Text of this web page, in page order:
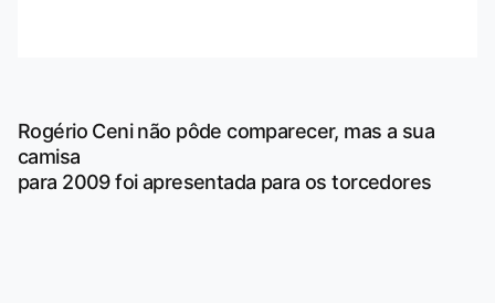
Rogério Ceni não pôde comparecer, mas a sua
camisa
para 2009 foi apresentada para os torcedores